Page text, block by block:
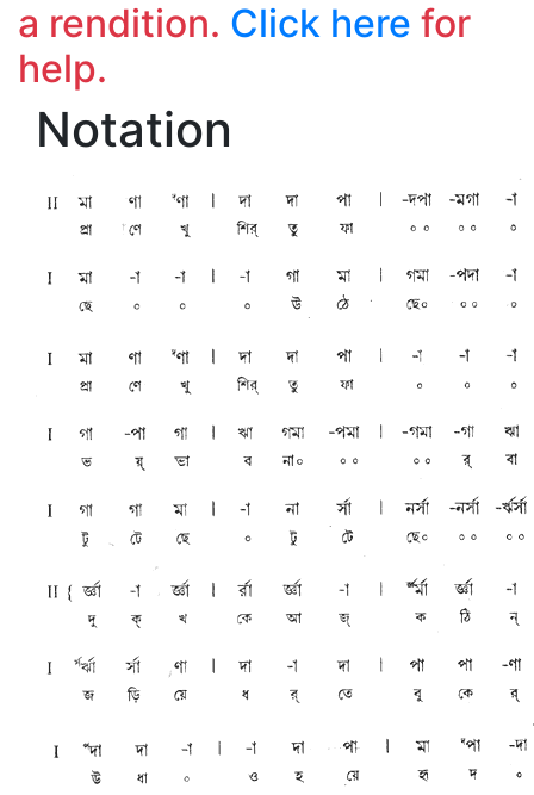
a rendition. Click here for
help.
Notation